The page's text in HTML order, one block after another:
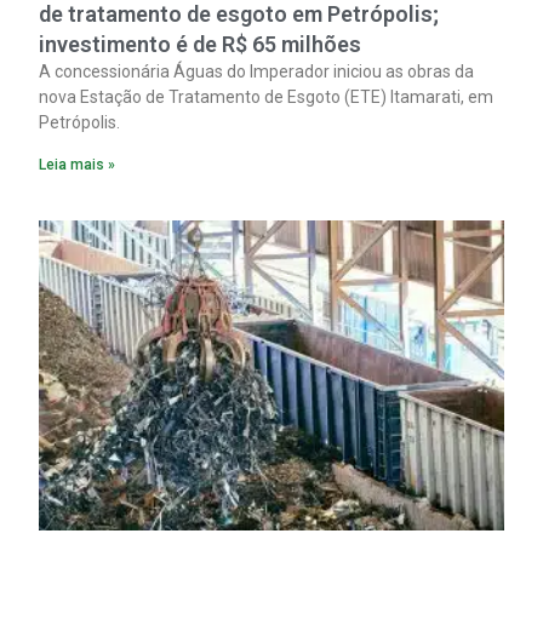
de tratamento de esgoto em Petrópolis;
investimento é de R$ 65 milhões
A concessionária Águas do Imperador iniciou as obras da
nova Estação de Tratamento de Esgoto (ETE) Itamarati, em
Petrópolis.
Leia mais »